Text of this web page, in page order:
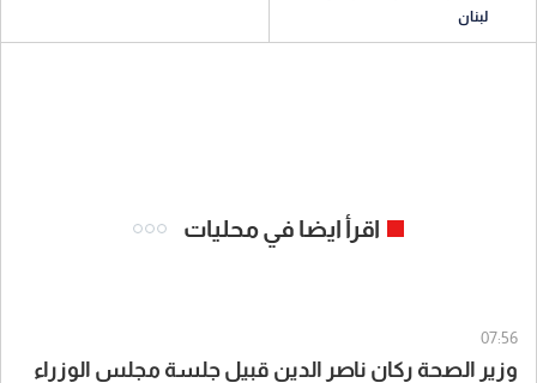
لبنان
اقرأ ايضا في محليات
07:56
وزير الصحة ركان ناصر الدين قبيل جلسة مجلس الوزراء